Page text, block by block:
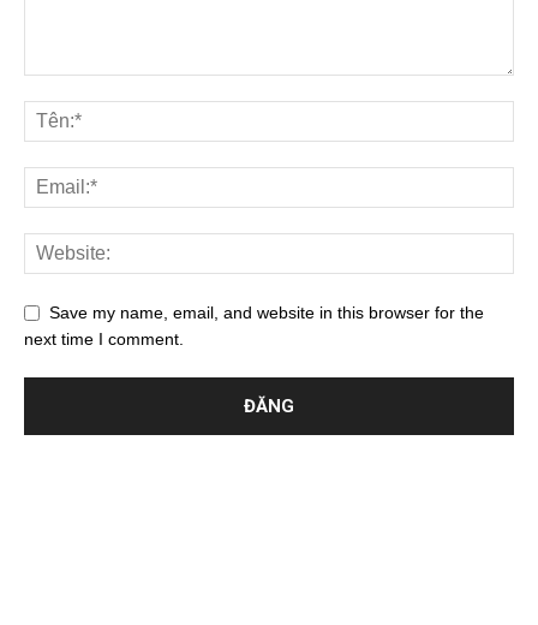
Save my name, email, and website in this browser for the
next time I comment.